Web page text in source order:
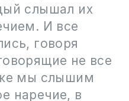
слышал их
И все
говоря
не все
же мы слышим
наречие, в